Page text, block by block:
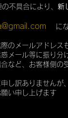
不具合により、 新
に
のメールアドレス
メール等に振り
など、お客様側
し訳ありませんが、
い申し上げます